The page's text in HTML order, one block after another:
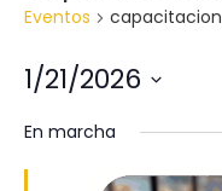
Eventos capacitacion
1/21/2026
fecha.
En marcha